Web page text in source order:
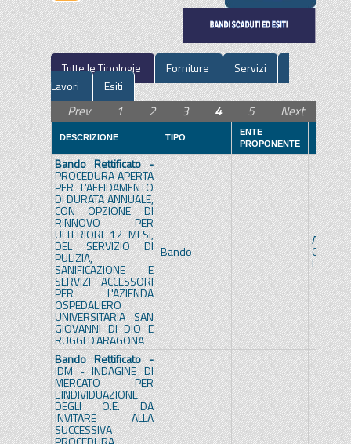
Tutte le Tipologie Forniture
Servizi
Lavori
Esiti
Prev 1 2 3 4 5 Next
DESCRIZIONE TIPO
ENTE
PROPONENTE
ENTE
Bando Rettificato -
PROCEDURA APERTA
PER L’AFFIDAMENTO
DI DURATA ANNUALE,
CON OPZIONE DI
RINNOVO PER
ULTERIORI 12 MESI,
DEL SERVIZIO DI
PULIZIA,
SANIFICAZIONE E
SERVIZI ACCESSORI
PER L'AZIENDA
OSPEDALIERO
UNIVERSITARIA SAN
GIOVANNI DI DIO E
RUGGI D’ARAGONA
Bando
A.O.
DIO
Bando Rettificato -
IDM - INDAGINE DI
MERCATO PER
L’INDIVIDUAZIONE
DEGLI O.E. DA
INVITARE ALLA
SUCCESSIVA